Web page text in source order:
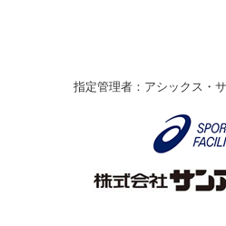
伊丹市総合体育大会 バレーボ
なわとびイベントを開催しまし
指定管理者：アシックス・